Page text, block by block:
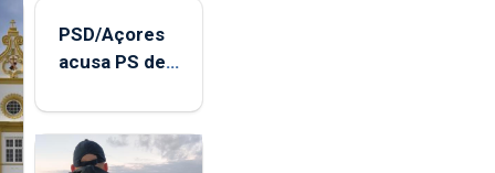
PSD/Açores
acusa PS de
contraditória"
sobre